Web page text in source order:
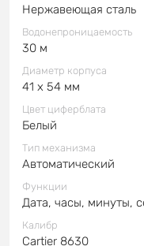
Нержавеющая сталь
Водонепроницаемость
30 м
Диаметр корпуса
41 x 54 мм
Цвет циферблата
Белый
Тип механизма
Автоматический
Функции
Дата, часы, минуты,
Калибр
Cartier 8630